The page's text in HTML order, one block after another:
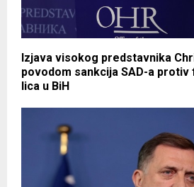
Izjava visokog predstavnika
povodom sankcija SAD-a protiv
lica u BiH